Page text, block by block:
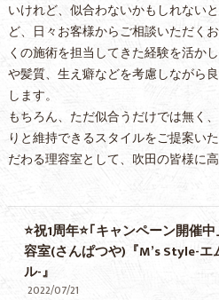
いけれど、似合わないかもしれない
ど、日々お客様からご相談いただく
くの施術を担当してきた経験を活か
や髪質、生え癖などを考慮しながら
します。
もちろん、ただ似合うだけでは無く
りと維持できるスタイルをご提案い
だわる理容室として、吹田の皆様に
⭐祝1周年⭐｢キャンペーン開催
容室(さんぱつや)『M’s Style-エ
ル-』
2022/07/21